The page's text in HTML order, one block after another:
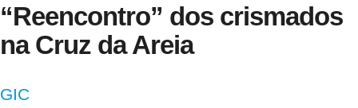
“Reencontro” dos crismados
na Cruz da Areia
GIC